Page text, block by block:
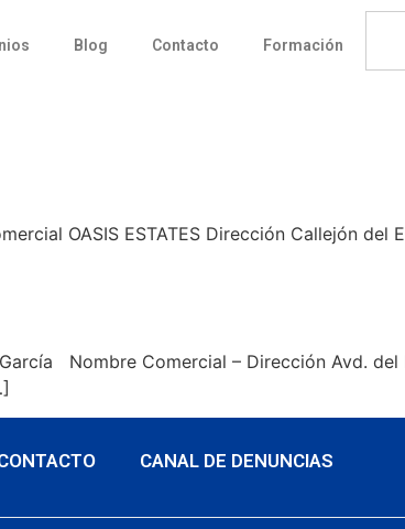
Blog Contacto Formación
OASIS ESTATES Dirección Callejón del
Nombre Comercial – Dirección Avd.
CANAL DE DENUNCIAS